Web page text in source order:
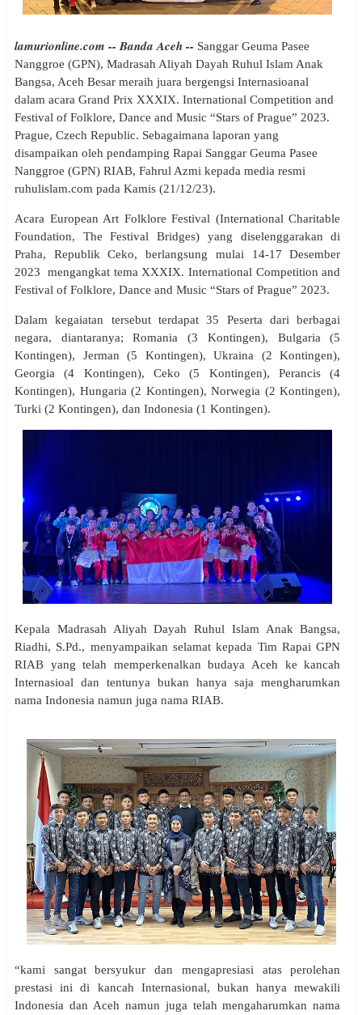
lamurionline.com -- Banda Aceh -- Sanggar Geuma Pasee
Nanggroe (GPN), Madrasah Aliyah Dayah Ruhul Islam Anak
Bangsa, Aceh Besar meraih juara bergengsi Internasioanal
dalam acara Grand Prix XXXIX. International Competition and
Festival of Folklore, Dance and Music “Stars of Prague” 2023.
Prague, Czech Republic. Sebagaimana laporan yang
disampaikan oleh pendamping Rapai Sanggar Geuma Pasee
Nanggroe (GPN) RIAB, Fahrul Azmi kepada media resmi
ruhulislam.com pada Kamis (21/12/23).
Acara European Art Folklore Festival (International Charitable
Foundation, The Festival Bridges) yang diselenggarakan di
Praha, Republik Ceko, berlangsung mulai 14-17 Desember
2023 mengangkat tema XXXIX. International Competition and
Festival of Folklore, Dance and Music “Stars of Prague” 2023.
Dalam kegaiatan tersebut terdapat 35 Peserta dari berbagai
negara, diantaranya; Romania (3 Kontingen), Bulgaria (5
Kontingen), Jerman (5 Kontingen), Ukraina (2 Kontingen),
Georgia (4 Kontingen), Ceko (5 Kontingen), Perancis (4
Kontingen), Hungaria (2 Kontingen), Norwegia (2 Kontingen),
Turki (2 Kontingen), dan Indonesia (1 Kontingen).
Kepala Madrasah Aliyah Dayah Ruhul Islam Anak Bangsa,
Riadhi, S.Pd., menyampaikan selamat kepada Tim Rapai GPN
RIAB yang telah memperkenalkan budaya Aceh ke kancah
Internasioal dan tentunya bukan hanya saja mengharumkan
nama Indonesia namun juga nama RIAB.
“kami sangat bersyukur dan mengapresiasi atas perolehan
prestasi ini di kancah Internasional, bukan hanya mewakili
Indonesia dan Aceh namun juga telah mengaharumkan nama